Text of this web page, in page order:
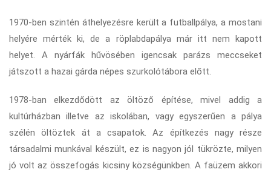
1970-ben szintén áthelyezésre került a futballpálya, a mostani
helyére mérték ki, de a röplabdapálya már itt nem kapott
helyet. A nyárfák hűvösében igencsak parázs meccseket
játszott a hazai gárda népes szurkolótábora előtt.
1978-ban elkezdődött az öltöző építése, mivel addig a
kultúrházban illetve az iskolában, vagy egyszerűen a pálya
szélén öltöztek át a csapatok. Az építkezés nagy része
társadalmi munkával készült, ez is nagyon jól tükrözte, milyen
jó volt az összefogás kicsiny községünkben. A faüzem akkori